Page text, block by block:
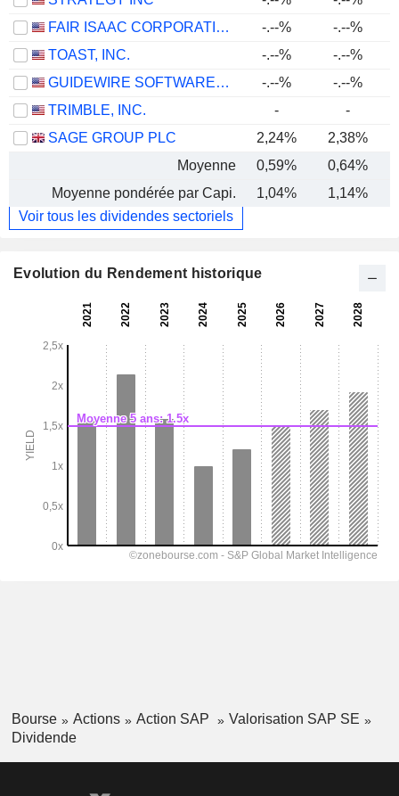
FAIR ISAAC CORPORATION
-.--% -.--%
TOAST, INC.
-.--% -.--%
GUIDEWIRE SOFTWARE, INC.
-.--% -.--%
TRIMBLE, INC.
- -
SAGE GROUP PLC
2,24% 2,38%
Moyenne
0,59% 0,64%
Moyenne pondérée par Capi.
1,04%
1,14%
Voir tous les dividendes sectoriels
Evolution du Rendement historique
Bourse Actions Action SAP
Valorisation SAP SE
Dividende